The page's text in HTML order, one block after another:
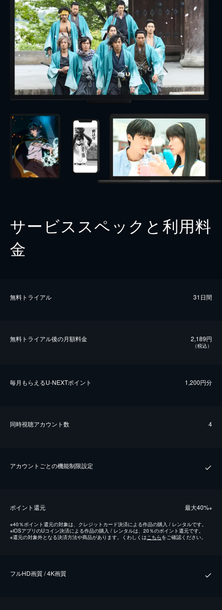
サービススペックと利用料
金
無料トライアル 31日間
無料トライアル後の⽉額料金 2,189円
（税込）
毎⽉もらえるU-NEXTポイント 1,200円分
同時視聴アカウント数 4
アカウントごとの機能制限設定
ポイント還元 最⼤40%※
※40％ポイント還元の対象は、クレジットカード決済による作品の購入 / レンタルです。
※iOSアプリのUコイン決済による作品の購入 / レンタルは、20％のポイント還元です。
※還元の対象外となる決済方法や商品があります。くわしくはこちらをご確認ください。
フルHD画質 / 4K画質